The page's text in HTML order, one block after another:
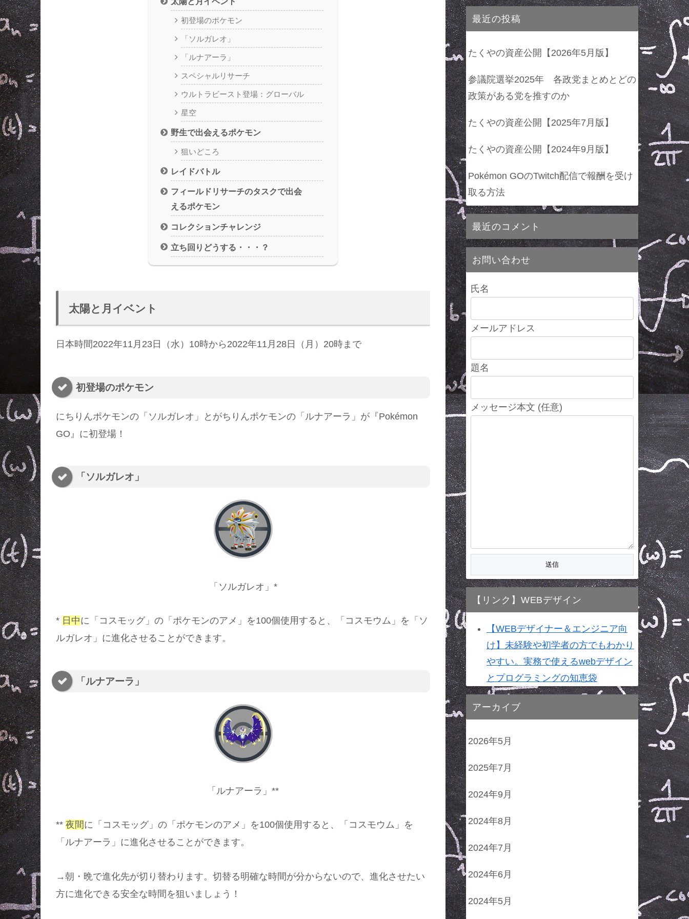
初登場のポケモン
「ソルガレオ」
「ルナアーラ」
スペシャルリサーチ
ウルトラビースト登場：グローバル
星空
野生で出会えるポケモン
狙いどころ
レイドバトル
フィールドリサーチのタスクで出会
えるポケモン
コレクションチャレンジ
立ち回りどうする・・・？
太陽と月イベント
日本時間2022年11月23日（水）10時から2022年11月28日（月）20時まで
初登場のポケモン
にちりんポケモンの「ソルガレオ」とがちりんポケモンの「ルナアーラ」が『Pokémon
GO』に初登場！
「ソルガレオ」
「ソルガレオ」*
* 日中に「コスモッグ」の「ポケモンのアメ」を100個使用すると、「コスモウム」を「ソ
ルガレオ」に進化させることができます。
「ルナアーラ」
「ルナアーラ」**
** 夜間に「コスモッグ」の「ポケモンのアメ」を100個使用すると、「コスモウム」を
「ルナアーラ」に進化させることができます。
→朝・晩で進化先が切り替わります。切替る明確な時間が分からないので、進化させたい
方に進化できる安全な時間を狙いましょう！
最近の投稿
たくやの資産公開【2026年5月版】
参議院選挙2025年 各政党まとめとどの
政策がある党を推すのか
たくやの資産公開【2025年7月版】
たくやの資産公開【2024年9月版】
Pokémon GOのTwitch配信で報酬を受け
取る方法
最近のコメント
お問い合わせ
氏名
メールアドレス
題名
メッセージ本文 (任意)
【リンク】WEBデザイン
【WEBデザイナー＆エンジニア向
け】未経験や初学者の方でもわかり
やすい。実務で使えるwebデザイン
とプログラミングの知恵袋
アーカイブ
2026年5月
2025年7月
2024年9月
2024年8月
2024年7月
2024年6月
2024年5月